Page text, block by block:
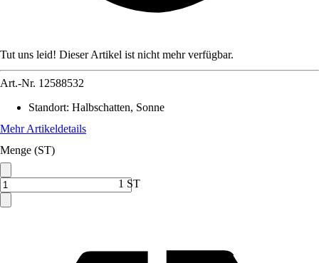
Tut uns leid! Dieser Artikel ist nicht mehr verfügbar.
Art.-Nr. 12588532
Standort: Halbschatten, Sonne
Mehr Artikeldetails
Menge (ST)
1 ST